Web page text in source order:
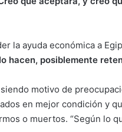
la ayuda económica a
hacen, posiblemente
motivo de
en mejor condición y
o muertos. “Según lo